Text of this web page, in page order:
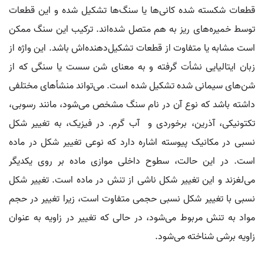
قطعات شکسته شده کانی‌ها یا سنگ‌ها تشکیل شده و این قطعات
توسط خمیره‌های ریز به هم متصل شده‌اند. ترکیب این سنگ ممکن
است مشابه یا متفاوت از قطعات تشکیل‌دهنده‌اش باشد. این واژه از
زبان ایتالیایی نشأت گرفته و به معنای شن سست یا سنگی که از
شن‌های سیمانی شده تشکیل شده است. می‌تواند منشأهای مختلفی
داشته باشد که نوع آن در نام سنگ مشخص می‌شود، مانند رسوبی،
تکتونیکی، آذرین، برخوردی و آب گرم. در فیزیک، به تغییر شکل
نسبی در مکانیک پیوسته اشاره دارد که نوعی تغییر شکل در ماده
است. در این حالت، سطوح داخلی موازی ماده بر روی یکدیگر
می‌لغزند و این تغییر شکل ناشی از تنش در ماده است. تغییر شکل
نسبی با تغییر شکل نسبی حجمی متفاوت است، زیرا تغییر در حجم
مواد به تنش مربوط می‌شود، در حالی که تغییر در زاویه به عنوان
زاویه برشی شناخته می‌شود.